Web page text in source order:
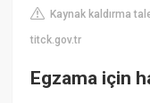
Kaynak kaldırma
titck.gov.tr
Egzama için